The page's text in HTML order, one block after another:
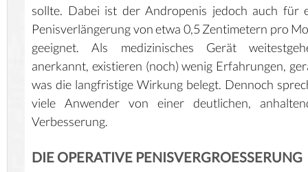
sollte. Dabei ist der Andropenis jedoch auch für
Penisverlängerung von etwa 0,5 Zentimetern pro
geeignet. Als medizinisches Gerät
anerkannt, existieren (noch) wenig Erfahrungen,
was die langfristige Wirkung belegt. Dennoch
viele Anwender von einer deutlichen,
Verbesserung.
DIE OPERATIVE PENISVERGROESSERUNG